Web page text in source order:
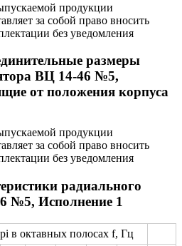
продукции
за собой право вносить
без уведомления
размеры
ВЦ 14-46 №5,
от положения корпуса
продукции
за собой право вносить
без уведомления
радиального
№5, Исполнение 1
в октавных полосах f, Гц